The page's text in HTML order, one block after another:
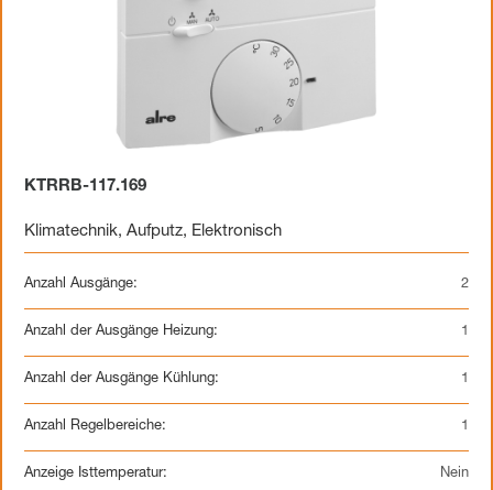
KTRRB-117.169
Klimatechnik, Aufputz, Elektronisch
Anzahl Ausgänge: 2
Anzahl der Ausgänge Heizung: 1
Anzahl der Ausgänge Kühlung: 1
Anzahl Regelbereiche: 1
Anzeige Isttemperatur: Nein